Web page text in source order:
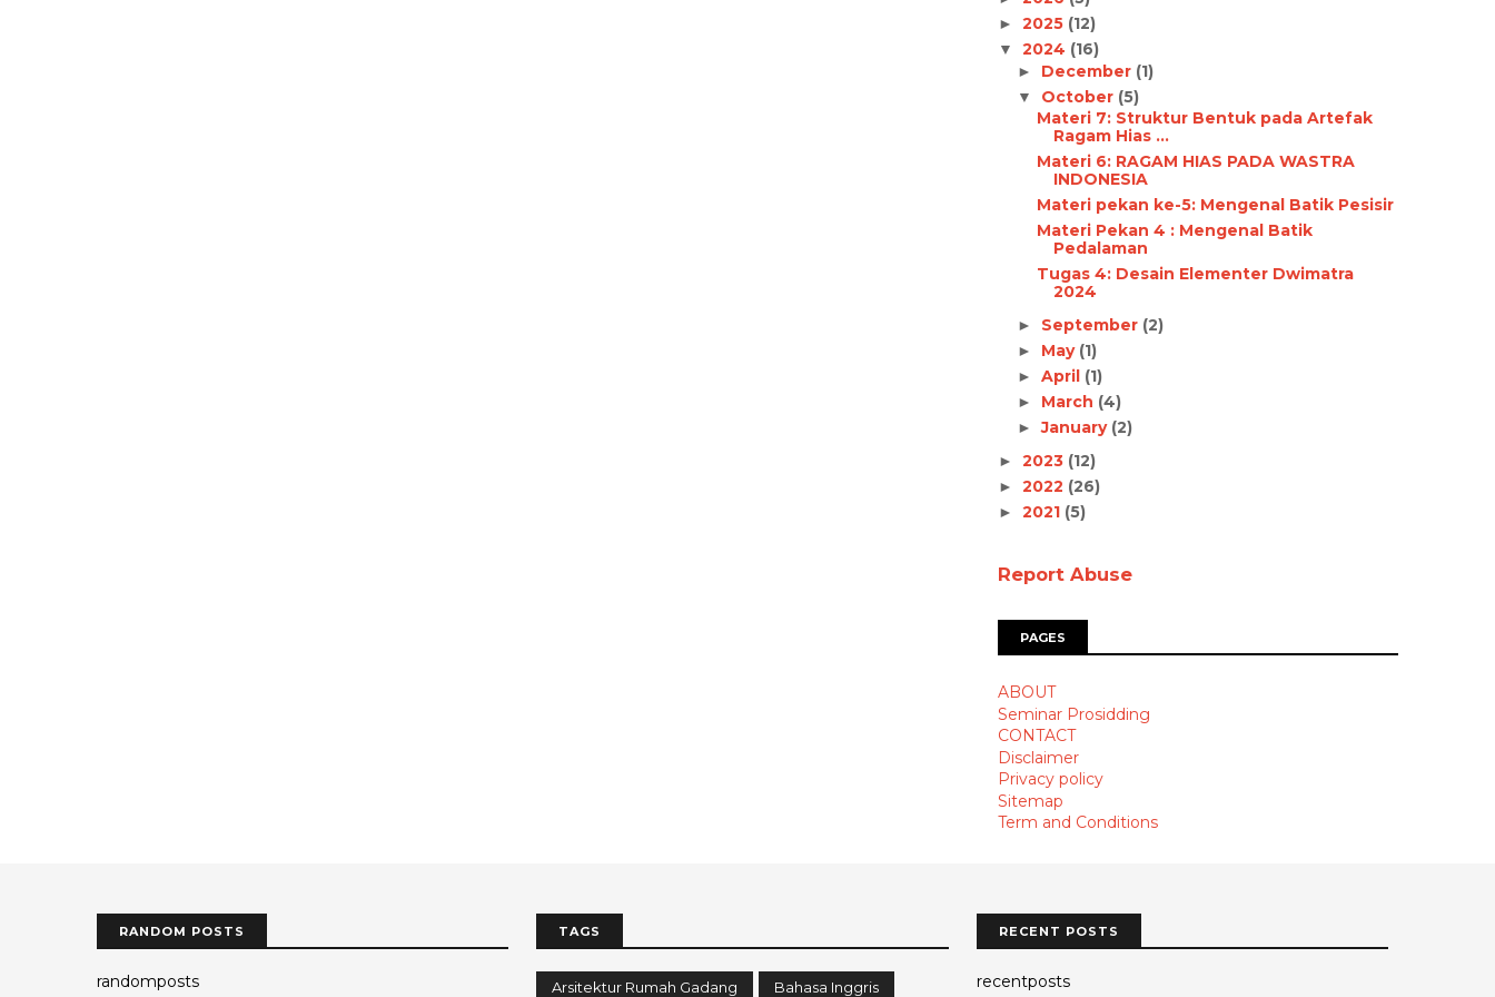
► 2025 (12)
▼ 2024 (16)
► December (1)
▼ October (5)
Materi 7: Struktur Bentuk pada Artefak
Ragam Hias ...
Materi 6: RAGAM HIAS PADA WASTRA
INDONESIA
Materi pekan ke-5: Mengenal Batik Pesisir
Materi Pekan 4 : Mengenal Batik
Pedalaman
Tugas 4: Desain Elementer Dwimatra
2024
► September (2)
► May (1)
► April (1)
► March (4)
►January (2)
► 2023 (12)
► 2022 (26)
► 2021 (5)
Report Abuse
PAGES
ABOUT
Seminar Prosidding
CONTACT
Disclaimer
Privacy policy
Sitemap
Term and Conditions
RANDOM POSTS
randomposts
TAGS
Arsitektur Rumah Gadang Bahasa Inggris
RECENT POSTS
recentposts